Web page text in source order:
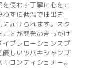
使わず丁寧に心をこ
ずに低温で抽出さ
届けられます。スタ
とが開発のきっかけ
プレローションスプ
優しいツバキシャンプ
コンディショナー。